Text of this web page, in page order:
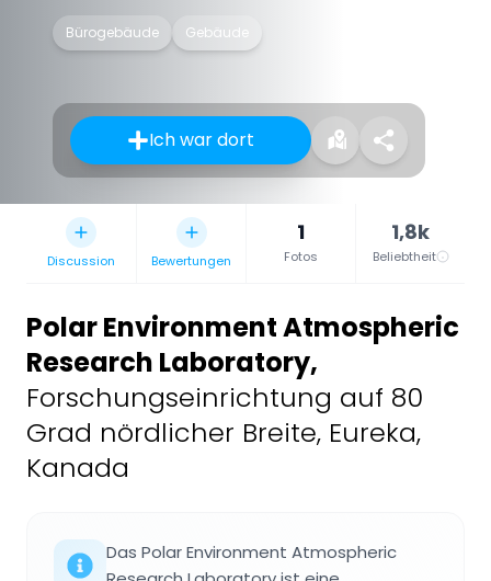
Bürogebäude Gebäude
Ich war dort
Discussion Bewertungen
1
Fotos
1,8k
Beliebtheit
Polar Environment Atmospheric
Research Laboratory,
Forschungseinrichtung auf 80
Grad nördlicher Breite, Eureka,
Kanada
Das Polar Environment Atmospheric